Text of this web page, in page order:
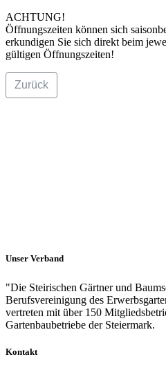
ACHTUNG!
Öffnungszeiten können sich
erkundigen Sie sich direkt beim
gültigen Öffnungszeiten!
Zurück
Unser Verband
"Die Steirischen Gärtner und
Berufsvereinigung des
vertreten mit über 150
Gartenbaubetriebe der Steiermark.
Kontakt